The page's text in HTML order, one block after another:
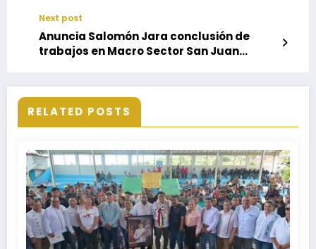
Next post
Anuncia Salomón Jara conclusión de
trabajos en Macro Sector San Juan
RELATED POSTS